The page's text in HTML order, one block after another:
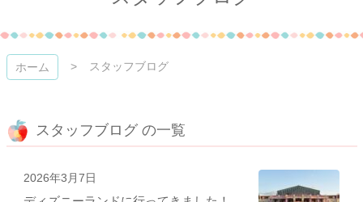
プ
ホーム スタッフブログ
スタッフブログ の一覧
2026年3月7日